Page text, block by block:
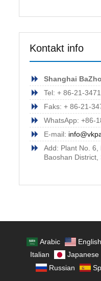
Kontakt info
Shanghai
Tel: + 86-21-
Faks: + 86-21-
WhatsApp: +86-
E-mail:
Add: Plant No. 6,
Baoshan District,
Arabic English
Italian
Japanese
Russian